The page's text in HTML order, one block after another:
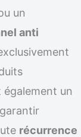
un
anti
un
récurrence